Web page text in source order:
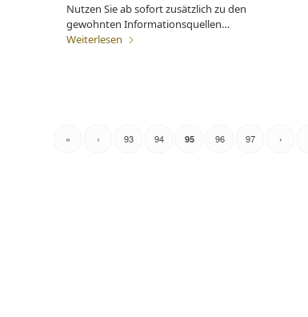
Nutzen Sie ab sofort zusätzlich zu den
gewohnten Informationsquellen…
Weiterlesen
« ‹ 93 94 95 96 97 ›